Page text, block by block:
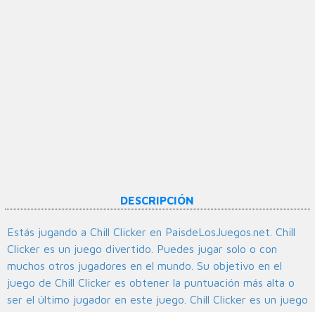
DESCRIPCIÓN
Estás jugando a Chill Clicker en PaisdeLosJuegos.net. Chill
Clicker es un juego divertido. Puedes jugar solo o con
muchos otros jugadores en el mundo. Su objetivo en el
juego de Chill Clicker es obtener la puntuación más alta o
ser el último jugador en este juego. Chill Clicker es un juego